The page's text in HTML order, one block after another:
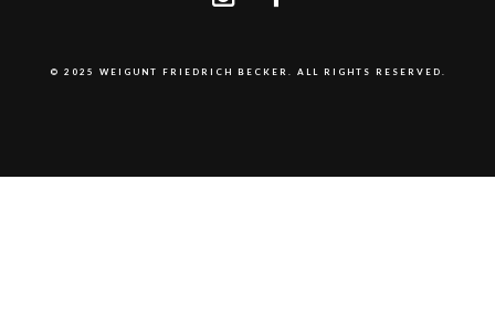
© 2025 WEIGUNT FRIEDRICH BECKER. ALL RIGHTS RESERVED.